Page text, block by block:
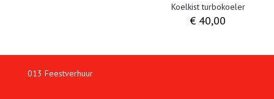
Koelkist turbokoeler
€ 40,00
013 Feestverhuur